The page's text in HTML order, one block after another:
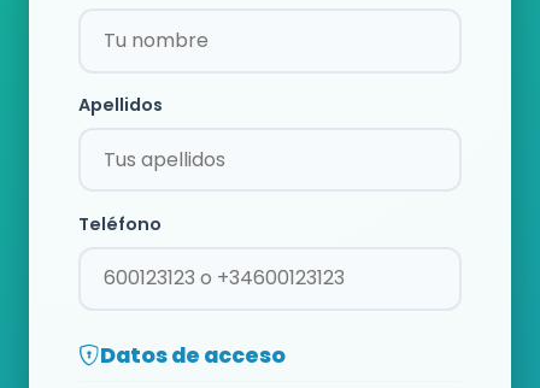
Apellidos
Teléfono
Datos de acceso